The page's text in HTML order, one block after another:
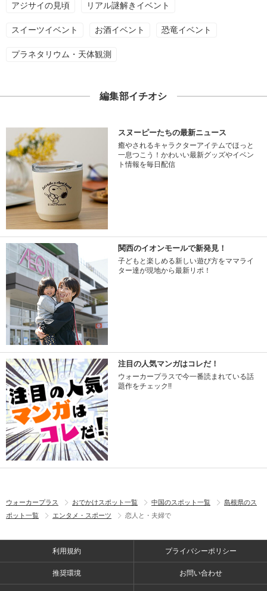
アジサイの見頃 リアル謎解きイベント
スイーツイベント お酒イベント 恐竜イベント
プラネタリウム・天体観測
編集部イチオシ
スヌーピーたちの最新ニュース
癒やされるキャラクターアイテムでほっと
一息つこう！かわいい最新グッズやイベン
ト情報を毎日配信
関西のイオンモールで新発見！
子どもと楽しめる新しい遊び方をママライ
ター達が現地から最新リポ！
注目の人気マンガはコレだ！
ウォーカープラスで今一番読まれている話
題作をチェック!!
ウォーカープラス おでかけスポット一覧 中国のスポット一覧
島根県のス
ポット一覧
エンタメ・スポーツ 恋人と・夫婦で
利用規約 プライバシーポリシー
推奨環境 お問い合わせ